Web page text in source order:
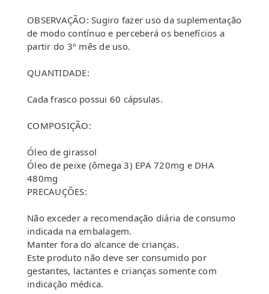
OBSERVAÇÃO: Sugiro fazer uso da suplementação
de modo contínuo e perceberá os benefícios a
partir do 3º mês de uso.
QUANTIDADE:
Cada frasco possui 60 cápsulas.
COMPOSIÇÃO:
Óleo de girassol
Óleo de peixe (ômega 3) EPA 720mg e DHA
480mg
PRECAUÇÕES:
Não exceder a recomendação diária de consumo
indicada na embalagem.
Manter fora do alcance de crianças.
Este produto não deve ser consumido por
gestantes, lactantes e crianças somente com
indicação médica.